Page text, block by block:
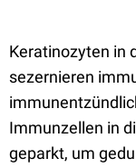
Keratinozyten in
sezernieren
Immunzellen in
geparkt, um